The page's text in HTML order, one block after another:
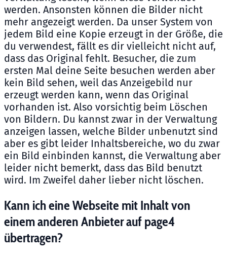
werden. Ansonsten können die Bilder nicht
mehr angezeigt werden. Da unser System von
jedem Bild eine Kopie erzeugt in der Größe, die
du verwendest, fällt es dir vielleicht nicht auf,
dass das Original fehlt. Besucher, die zum
ersten Mal deine Seite besuchen werden aber
kein Bild sehen, weil das Anzeigebild nur
erzeugt werden kann, wenn das Original
vorhanden ist. Also vorsichtig beim Löschen
von Bildern. Du kannst zwar in der Verwaltung
anzeigen lassen, welche Bilder unbenutzt sind
aber es gibt leider Inhaltsbereiche, wo du zwar
ein Bild einbinden kannst, die Verwaltung aber
leider nicht bemerkt, dass das Bild benutzt
wird. Im Zweifel daher lieber nicht löschen.
Kann ich eine Webseite mit Inhalt von
einem anderen Anbieter auf page4
übertragen?